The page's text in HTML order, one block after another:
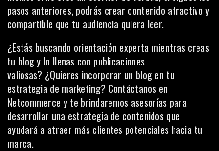
pasos anteriores, podrás crear contenido atractivo y
compartible que tu audiencia quiera leer.
¿Estás buscando orientación experta mientras creas
tu blog y lo llenas con publicaciones
valiosas? ¿Quieres incorporar un blog en tu
estrategia de marketing? Contáctanos en
Netcommerce y te brindaremos asesorías para
desarrollar una estrategia de contenidos que
ayudará a atraer más clientes potenciales hacia tu
marca.